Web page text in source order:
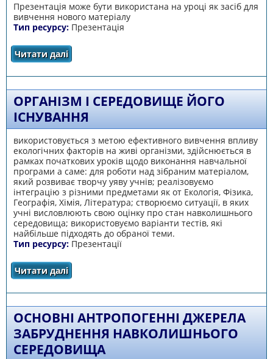
Презентація може бути використана на уроці як засіб для
вивчення нового матеріалу
Тип ресурсу: Презентація
Читати даліпро Демографічні проблеми людства
ОРГАНІЗМ І СЕРЕДОВИЩЕ ЙОГО
ІСНУВАННЯ
використовується з метою ефективного вивчення впливу
екологічних факторів на живі організми, здійснюється в
рамках початкових уроків щодо виконання навчальної
програми а саме: для роботи над зібраним матеріалом,
який розвиває творчу уяву учнів; реалізовуємо
інтеграцію з різними предметами як от Екологія, Фізика,
Географія, Хімія, Література; створюємо ситуації, в яких
учні висловлюють свою оцінку про стан навколишнього
середовища; використовуємо варіанти тестів, які
найбільше підходять до обраної теми.
Тип ресурсу: Презентації
Читати даліпро Організм і середовище його існування
ОСНОВНІ АНТРОПОГЕННІ ДЖЕРЕЛА
ЗАБРУДНЕННЯ НАВКОЛИШНЬОГО
СЕРЕДОВИЩА